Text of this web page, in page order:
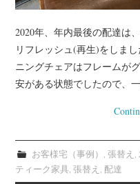
2020年、年内最後の配達は
リフレッシュ(再生)をしま
ニングチェアはフレームが
安がある状態でしたので、
お客様宅（事例） , 張替え ,
ティーク家具,張替え , 配達